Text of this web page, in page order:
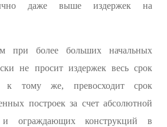
даже выше издержек на
при более больших начальных
не просит издержек весь срок
к тому же, превосходит срок
построек за счет абсолютной
ограждающих конструкций в